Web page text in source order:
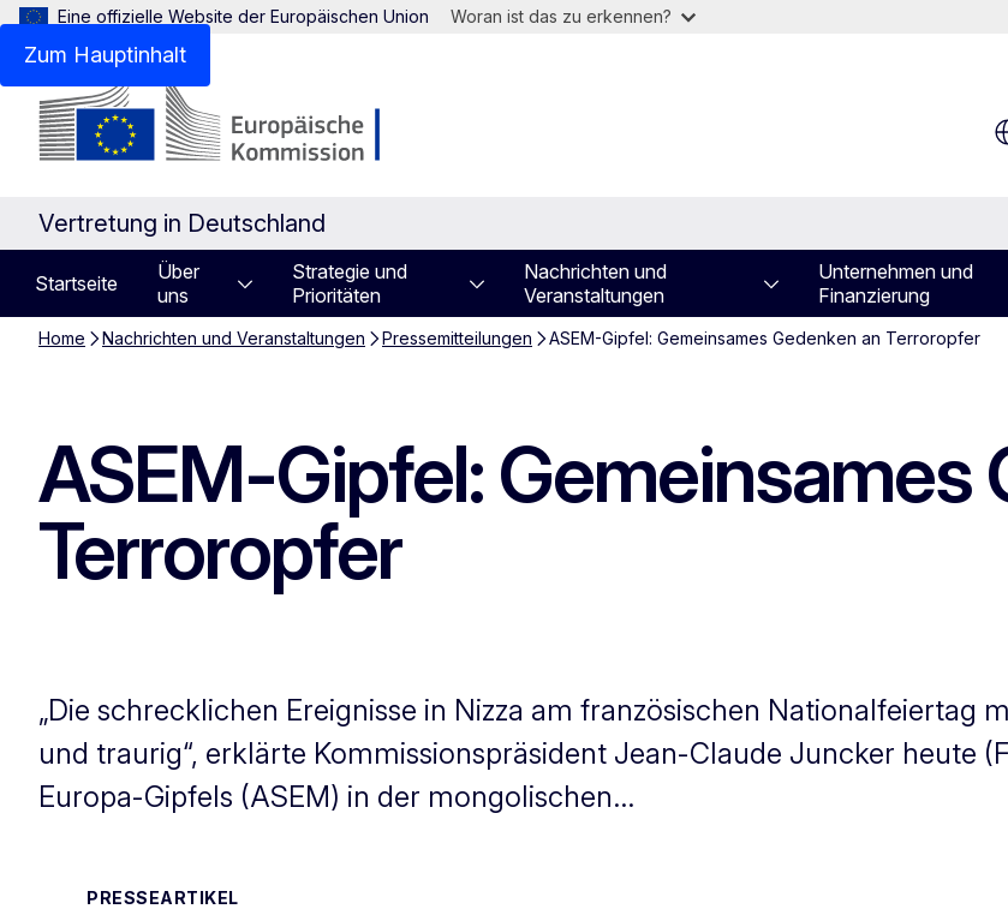
Zum Hauptinhalt
Eine offizielle Website der Europäischen Union Woran ist das zu erkennen?
Vertretung in Deutschland
Startseite
Über
uns
Strategie und
Prioritäten
Nachrichten und
Veranstaltungen
Unternehmen und
Finanzierung
Home Nachrichten und Veranstaltungen Pressemitteilungen ASEM-Gipfel: Gemeinsames Gedenken an Terroropfer
ASEM-Gipfel: Gemeinsames
Terroropfer
„Die schrecklichen Ereignisse in Nizza am französischen Nationalfeiertag
und traurig“, erklärte Kommissionspräsident Jean-Claude Juncker heute
Europa-Gipfels (ASEM) in der mongolischen...
PRESSEARTIKEL